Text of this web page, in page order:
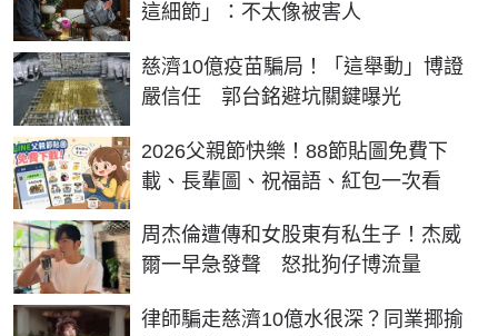
這細節」：不太像被害人
慈濟10億疫苗騙局！「這舉動」博證
嚴信任 郭台銘避坑關鍵曝光
2026父親節快樂！88節貼圖免費下
載、長輩圖、祝福語、紅包一次看
周杰倫遭傳和女股東有私生子！杰威
爾一早急發聲 怒批狗仔博流量
律師騙走慈濟10億水很深？同業揶揄